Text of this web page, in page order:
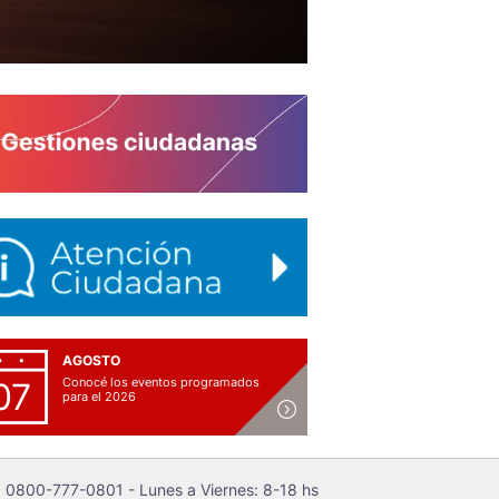
AGOSTO
Conocé los eventos programados
para el 2026
0800-777-0801 - Lunes a Viernes: 8-18 hs